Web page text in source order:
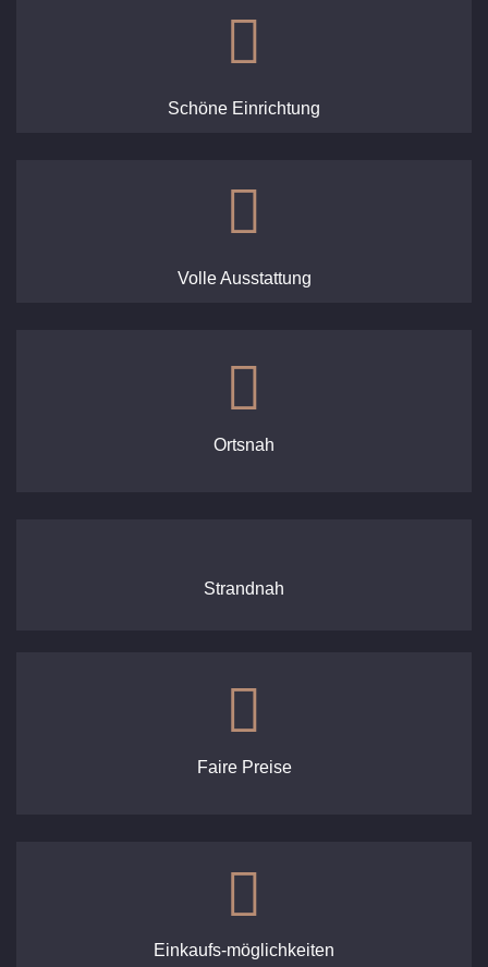
Schöne Einrichtung
Volle Ausstattung
Ortsnah
Strandnah
Faire Preise
Einkaufs-möglichkeiten